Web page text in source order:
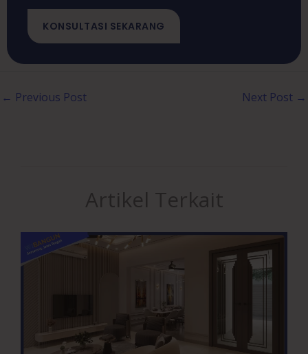
KONSULTASI SEKARANG
← Previous Post Next Post →
Artikel Terkait